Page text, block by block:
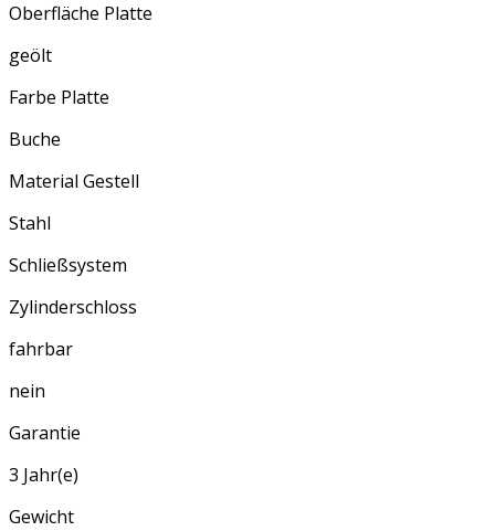
Oberfläche Platte
geölt
Farbe Platte
Buche
Material Gestell
Stahl
Schließsystem
Zylinderschloss
fahrbar
nein
Garantie
3 Jahr(e)
Gewicht